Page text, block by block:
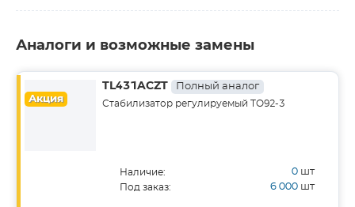
Аналоги и возможные замены
Акция
TL431ACZT Полный аналог
Стабилизатор регулируемый TO92-3
Наличие: 0 шт
Под заказ: 6 000 шт